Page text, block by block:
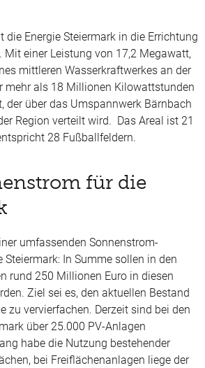
die Energie Steiermark in die Errichtung
Mit einer Leistung von 17,2 Megawatt,
mittleren Wasserkraftwerkes an der
mehr als 18 Millionen Kilowattstunden
der über das Umspannwerk Bärnbach
Region verteilt wird. Das Areal ist 21
28 Fußballfeldern.
für die
umfassenden Sonnenstrom-
Steiermark: In Summe sollen in den
rund 250 Millionen Euro in diesen
Ziel sei es, den aktuellen Bestand
zu vervierfachen. Derzeit sind bei den
über 25.000 PV-Anlagen
habe die Nutzung bestehender
bei Freiflächenanlagen liege der